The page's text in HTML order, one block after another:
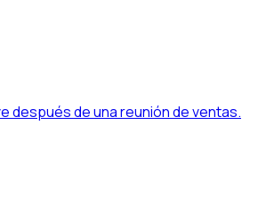
después de una reunión de ventas.